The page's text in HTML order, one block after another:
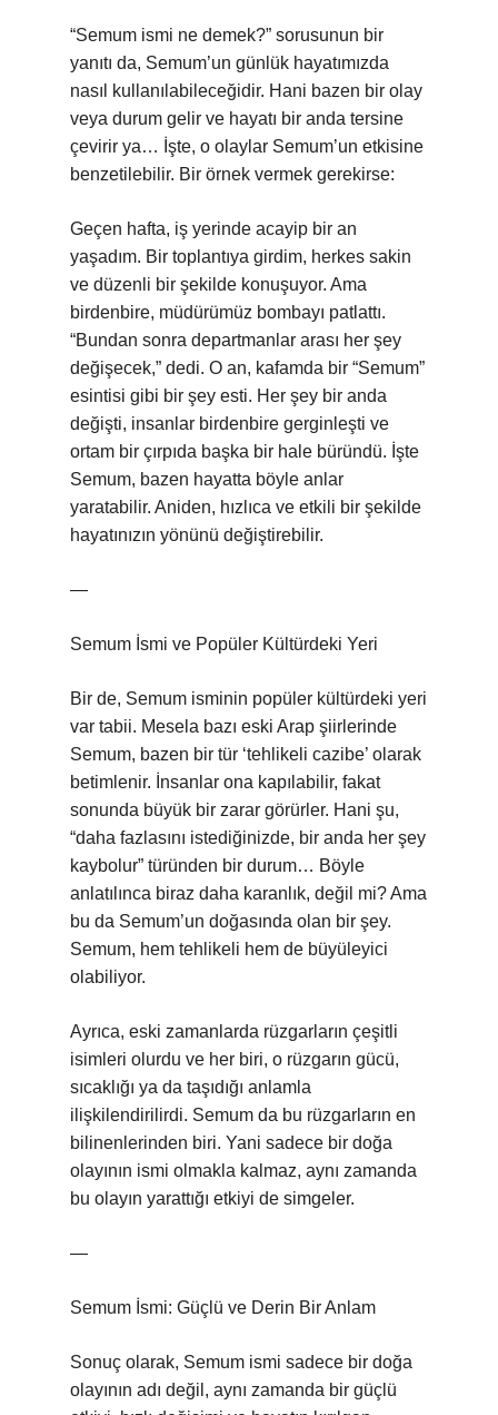
“Semum ismi ne demek?” sorusunun bir
yanıtı da, Semum’un günlük hayatımızda
nasıl kullanılabileceğidir. Hani bazen bir olay
veya durum gelir ve hayatı bir anda tersine
çevirir ya… İşte, o olaylar Semum’un etkisine
benzetilebilir. Bir örnek vermek gerekirse:
Geçen hafta, iş yerinde acayip bir an
yaşadım. Bir toplantıya girdim, herkes sakin
ve düzenli bir şekilde konuşuyor. Ama
birdenbire, müdürümüz bombayı patlattı.
“Bundan sonra departmanlar arası her şey
değişecek,” dedi. O an, kafamda bir “Semum”
esintisi gibi bir şey esti. Her şey bir anda
değişti, insanlar birdenbire gerginleşti ve
ortam bir çırpıda başka bir hale büründü. İşte
Semum, bazen hayatta böyle anlar
yaratabilir. Aniden, hızlıca ve etkili bir şekilde
hayatınızın yönünü değiştirebilir.
—
Semum İsmi ve Popüler Kültürdeki Yeri
Bir de, Semum isminin popüler kültürdeki yeri
var tabii. Mesela bazı eski Arap şiirlerinde
Semum, bazen bir tür ‘tehlikeli cazibe’ olarak
betimlenir. İnsanlar ona kapılabilir, fakat
sonunda büyük bir zarar görürler. Hani şu,
“daha fazlasını istediğinizde, bir anda her şey
kaybolur” türünden bir durum… Böyle
anlatılınca biraz daha karanlık, değil mi? Ama
bu da Semum’un doğasında olan bir şey.
Semum, hem tehlikeli hem de büyüleyici
olabiliyor.
Ayrıca, eski zamanlarda rüzgarların çeşitli
isimleri olurdu ve her biri, o rüzgarın gücü,
sıcaklığı ya da taşıdığı anlamla
ilişkilendirilirdi. Semum da bu rüzgarların en
bilinenlerinden biri. Yani sadece bir doğa
olayının ismi olmakla kalmaz, aynı zamanda
bu olayın yarattığı etkiyi de simgeler.
—
Semum İsmi: Güçlü ve Derin Bir Anlam
Sonuç olarak, Semum ismi sadece bir doğa
olayının adı değil, aynı zamanda bir güçlü